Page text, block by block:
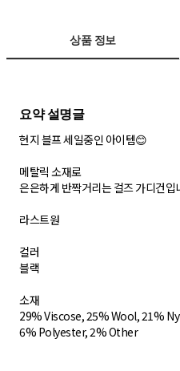
상품 정보
요약 설명글
현지 블프 세일중인 아이템😊
메탈릭 소재로
은은하게 반짝거리는 걸즈 가디건입
라스트원
컬러
블랙
소재
29% Viscose, 25% Wool, 21%
6% Polyester, 2% Other